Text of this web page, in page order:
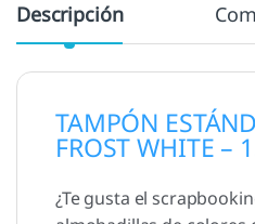
Descripción
TAMPÓN
FROST WHITE –
¿Te gusta el